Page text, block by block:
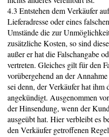
4.3 Entstehen dem Verkäufer
Lieferadresse oder eines
Umstände die zur
zusätzliche Kosten, so sind
außer er hat die Falschangabe
vertreten. Gleiches gilt für den
vorübergehend an der
sei denn, der Verkäufer hat ihm
angekündigt. Ausgenommen
der Hinsendung, wenn der
ausgeübt hat. Hier verbleibt es
den Verkäufer getroffenen